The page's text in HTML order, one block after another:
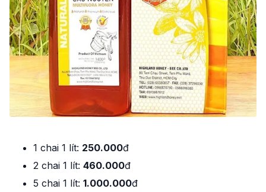
1 chai 1 lít: 250.000đ
2 chai 1 lít: 460.000đ
5 chai 1 lít: 1.000.000đ